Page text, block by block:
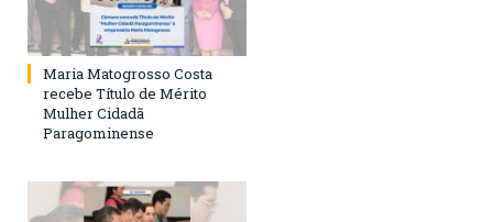
Maria Matogrosso Costa
recebe Título de Mérito
Mulher Cidadã
Paragominense